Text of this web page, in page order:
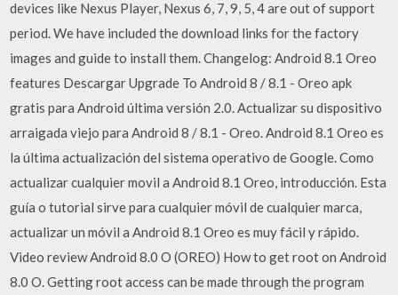
devices like Nexus Player, Nexus 6, 7, 9, 5, 4 are out of support
period. We have included the download links for the factory
images and guide to install them. Changelog: Android 8.1 Oreo
features Descargar Upgrade To Android 8 / 8.1 - Oreo apk
gratis para Android última versión 2.0. Actualizar su dispositivo
arraigada viejo para Android 8 / 8.1 - Oreo. Android 8.1 Oreo es
la última actualización del sistema operativo de Google. Como
actualizar cualquier movil a Android 8.1 Oreo, introducción. Esta
guía o tutorial sirve para cualquier móvil de cualquier marca,
actualizar un móvil a Android 8.1 Oreo es muy fácil y rápido.
Video review Android 8.0 O (OREO) How to get root on Android
8.0 O. Getting root access can be made through the program